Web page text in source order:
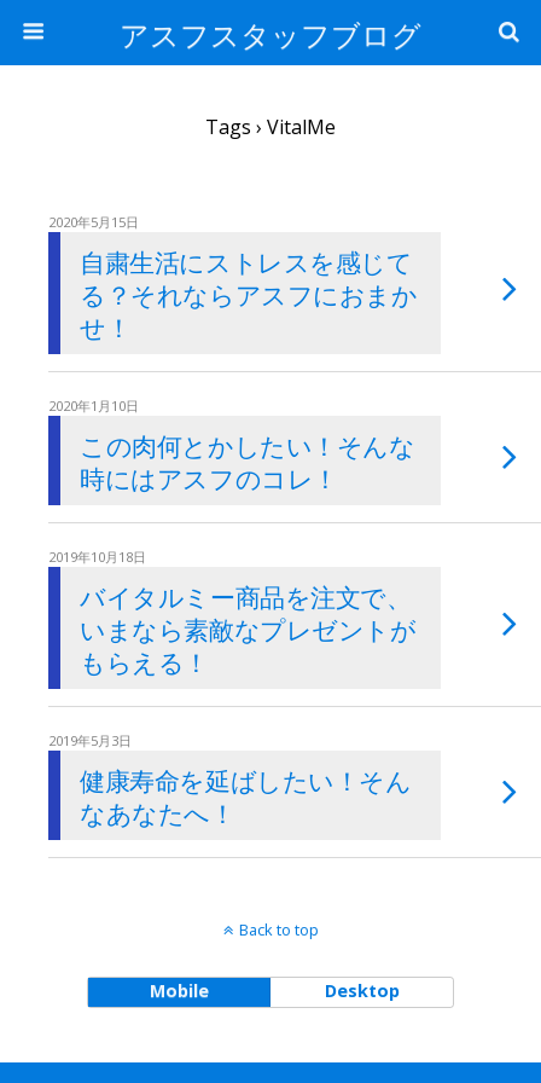
アスフスタッフブログ
Tags › VitalMe
2020年5月15日
自粛生活にストレスを感じて
る？それならアスフにおまか
せ！
2020年1月10日
この肉何とかしたい！そんな
時にはアスフのコレ！
2019年10月18日
バイタルミー商品を注文で、
いまなら素敵なプレゼントが
もらえる！
2019年5月3日
健康寿命を延ばしたい！そん
なあなたへ！
Back to top
Mobile Desktop